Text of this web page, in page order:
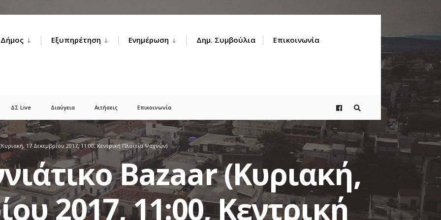
Δήμος Εξυπηρέτηση Ενημέρωση Δημ. Συμβούλια Επικοινωνία
ΔΣ Live Διαύγεια Αιτήσεις Επικοινωνία
17 Δεκεμβρίου 2017, 11:00, Κεντρική Πλατεία Ψαχνών)
Bazaar (Κυριακή,
2017, 11:00, Κεντρική